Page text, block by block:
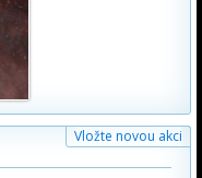
Vložte novou akci